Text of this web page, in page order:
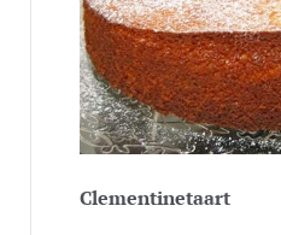
Clementinetaart